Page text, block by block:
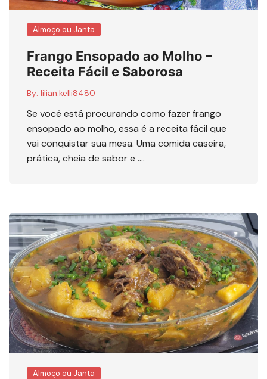
Almoço ou Janta
Frango Ensopado ao Molho –
Receita Fácil e Saborosa
By: lilian.kelli8480
Se você está procurando como fazer frango
ensopado ao molho, essa é a receita fácil que
vai conquistar sua mesa. Uma comida caseira,
prática, cheia de sabor e ….
Almoço ou Janta